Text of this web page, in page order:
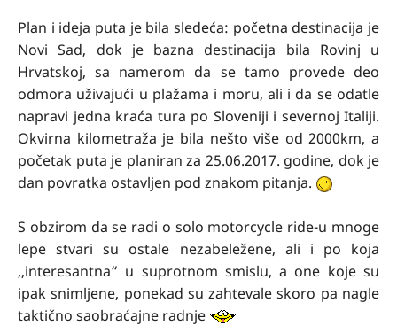
Plan i ideja puta je bila sledeća: početna destinacija je
Novi Sad, dok je bazna destinacija bila Rovinj u
Hrvatskoj, sa namerom da se tamo provede deo
odmora uživajući u plažama i moru, ali i da se odatle
napravi jedna kraća tura po Sloveniji i severnoj Italiji.
Okvirna kilometraža je bila nešto više od 2000km, a
početak puta je planiran za 25.06.2017. godine, dok je
dan povratka ostavljen pod znakom pitanja.
S obzirom da se radi o solo motorcycle ride-u mnoge
lepe stvari su ostale nezabeležene, ali i po koja
,,interesantna“ u suprotnom smislu, a one koje su
ipak snimljene, ponekad su zahtevale skoro pa nagle
taktično saobraćajne radnje